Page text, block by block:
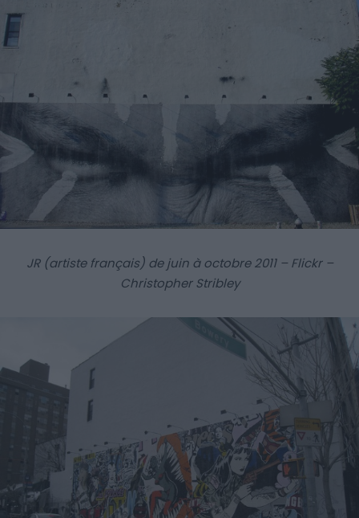
JR (artiste français) de juin à octobre 2011 – Flickr –
Christopher Stribley